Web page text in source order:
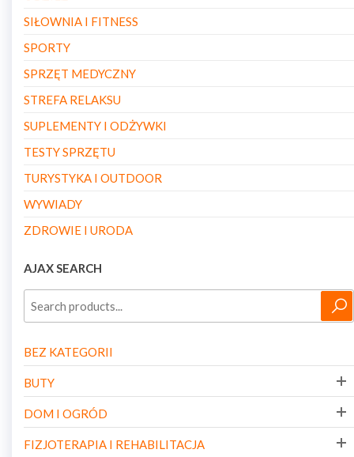
SIŁOWNIA I FITNESS
SPORTY
SPRZĘT MEDYCZNY
STREFA RELAKSU
SUPLEMENTY I ODŻYWKI
TESTY SPRZĘTU
TURYSTYKA I OUTDOOR
WYWIADY
ZDROWIE I URODA
AJAX SEARCH
BEZ KATEGORII
BUTY
DOM I OGRÓD
FIZJOTERAPIA I REHABILITACJA